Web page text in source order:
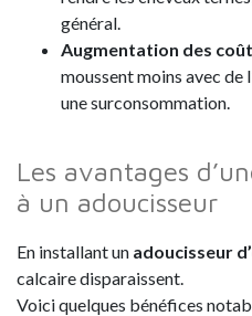
général.
Augmentation des
moussent moins avec de
une surconsommation.
Les avantages
à un adoucisseur
En installant un adoucisseur
calcaire disparaissent.
Voici quelques bénéfices